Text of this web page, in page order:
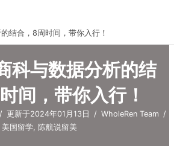
结合，8周时间，带你入行！
科与数据分析的结
间，带你入行！
/ 更新于2024年01月13日 / WholeRen Team /
美国留学, 陈航说留美